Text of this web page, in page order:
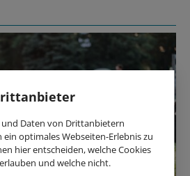
Daten von Drittanbietern
optimales Webseiten-Erlebnis zu
hier entscheiden, welche Cookies
und welche nicht.